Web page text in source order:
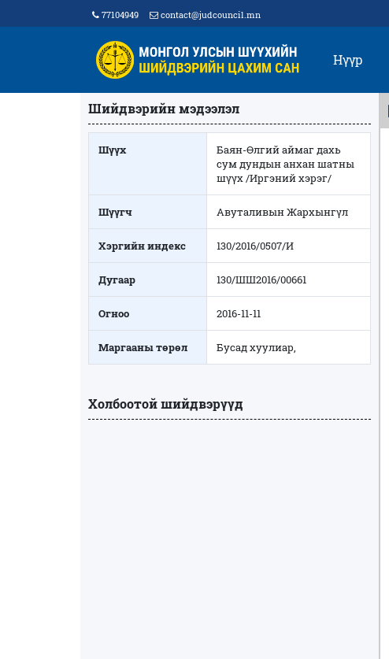
77104949 contact@judcouncil.mn
Нүүр
Шийдвэрийн мэдээлэл
Шүүх
Баян-Өлгий аймаг дахь
сум дундын анхан шатны
шүүх /Иргэний хэрэг/
Шүүгч Авуталивын Жархынгүл
Хэргийн индекс 130/2016/0507/И
Дугаар 130/ШШ2016/00661
Огноо 2016-11-11
Маргааны төрөл Бусад хуулиар,
Холбоотой шийдвэрүүд